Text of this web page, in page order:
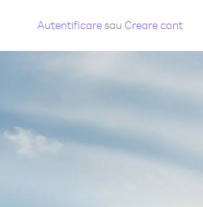
Autentificaresau Creare cont